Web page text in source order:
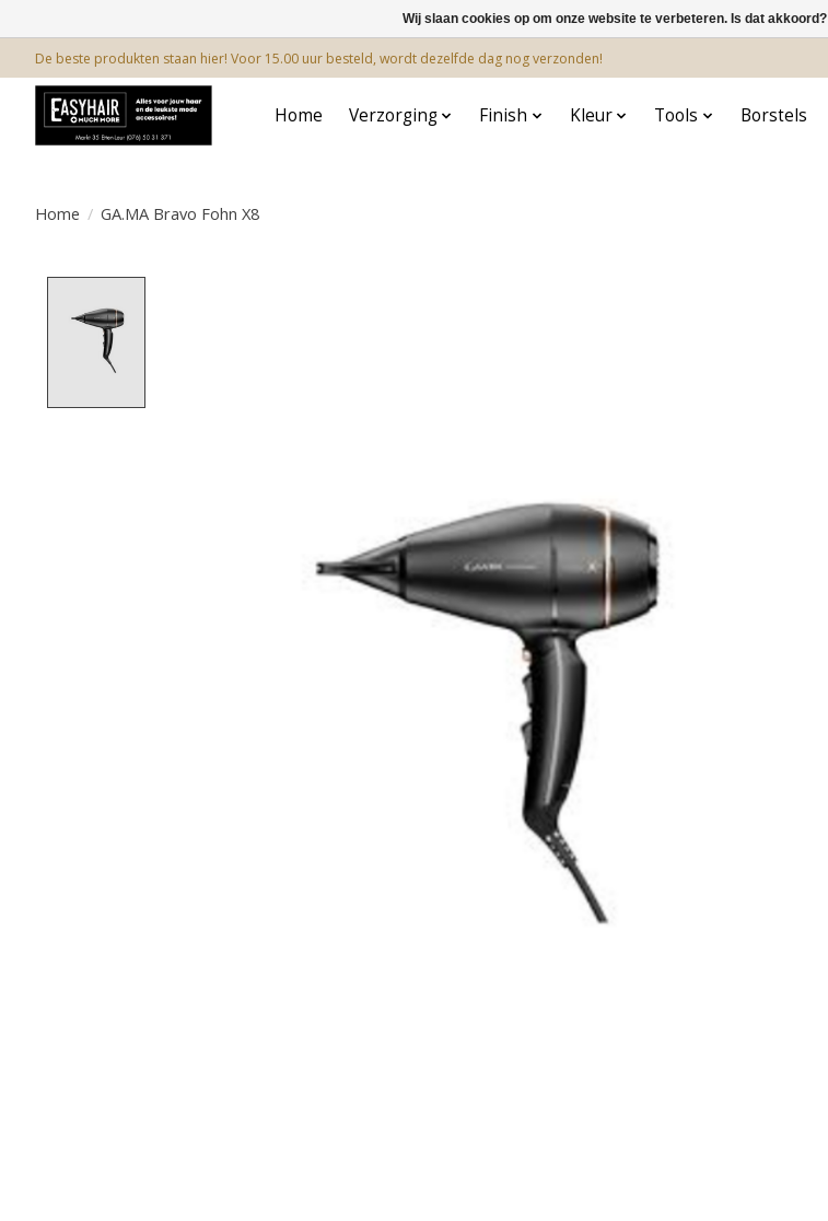
De beste produkten staan hier! Voor 15.00 uur besteld, wordt dezelfde dag nog verzonden!
Home Verzorging Finish Kleur Tools Borstels
Home / GA.MA Bravo Fohn X8
Wij slaan cookies op om onze website te verbeteren. Is dat akkoord?